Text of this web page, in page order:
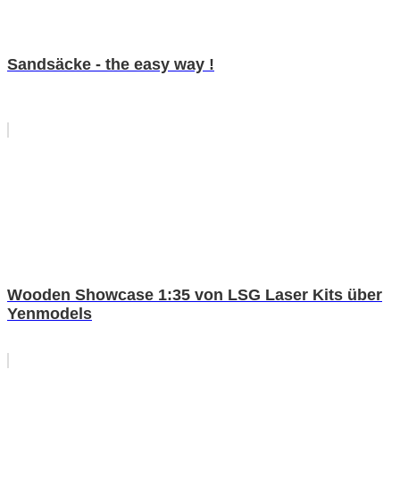
Sandsäcke - the easy way !
Wooden Showcase 1:35 von LSG Laser Kits über
Yenmodels